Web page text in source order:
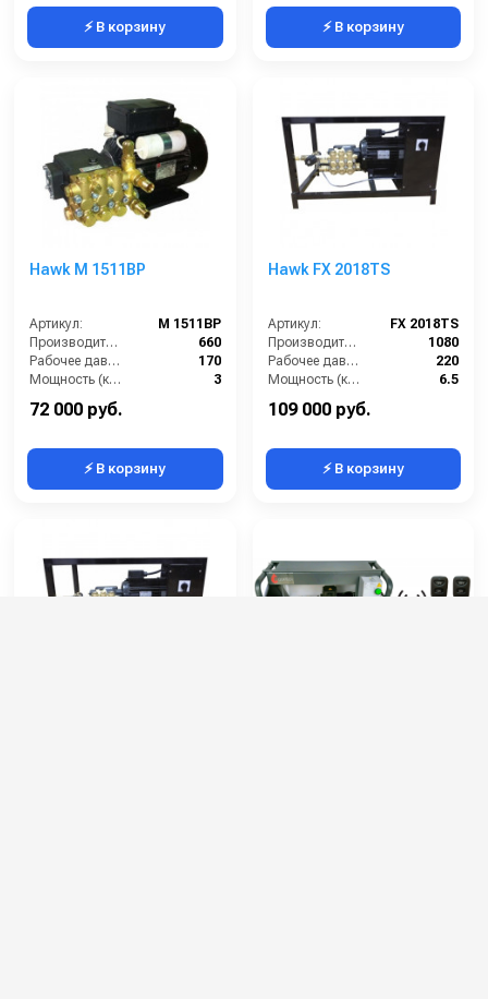
⚡ В корзину ⚡ В корзину
Hawk M 1511BP
Артикул:
M 1511BP
Производительность (л/ч):
660
Рабочее давление (бар):
170
Мощность (кВт):
3
72 000 руб.
⚡ В корзину
Hawk FX 2018TS
Артикул:
FX 2018TS
Производительность (л/ч):
1080
Рабочее давление (бар):
220
Мощность (кВт):
6.5
109 000 руб.
⚡ В корзину